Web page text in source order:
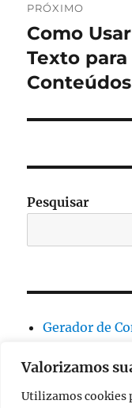
Valorizamos
Utilizamos cookies
PRÓXIMO
Próximo
post:
Como
Texto
Conteúdos
Pesquisar
Gerador de
Resumo
Sinônimo